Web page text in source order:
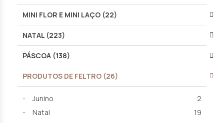
MINI FLOR E MINI LAÇO (22)
NATAL (223)
PÁSCOA (138)
PRODUTOS DE FELTRO (26)
Junino
2
Natal
19